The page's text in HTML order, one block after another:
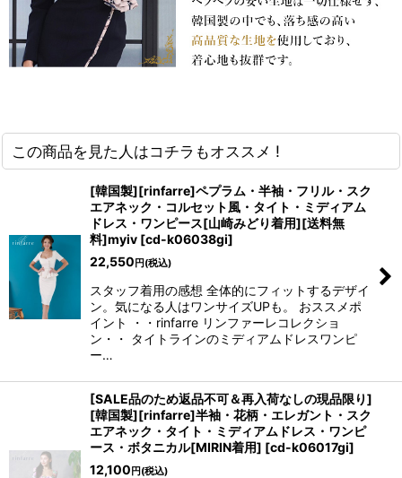
この商品を見た人はコチラもオススメ !
[韓国製][rinfarre]ペプラム・半袖・フリル・スク
エアネック・コルセット風・タイト・ミディアム
ドレス・ワンピース[山崎みどり着用][送料無
料]myiv [cd-k06038gi]
22,550 円 (税込)
スタッフ着用の感想 全体的にフィットするデザイ
ン。気になる人はワンサイズUPも。 おススメポ
イント ・・rinfarre リンファーレコレクショ
ン・・ タイトラインのミディアムドレスワンピ
ー…
[SALE品のため返品不可＆再入荷なしの現品限り]
[韓国製][rinfarre]半袖・花柄・エレガント・スク
エアネック・タイト・ミディアムドレス・ワンピ
ース・ボタニカル[MIRIN着用] [cd-k06017gi]
12,100 円 (税込)